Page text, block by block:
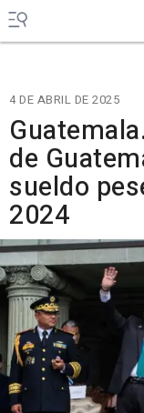
4 DE ABRIL DE 2025
de
sueldo
2024